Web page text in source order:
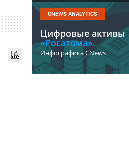
CNEWS ANALYTICS
Цифровые активы
«Росатома».
Инфографика CNews